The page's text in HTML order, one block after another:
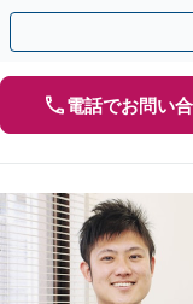
談可】【初回相談無料】
電話でお問い